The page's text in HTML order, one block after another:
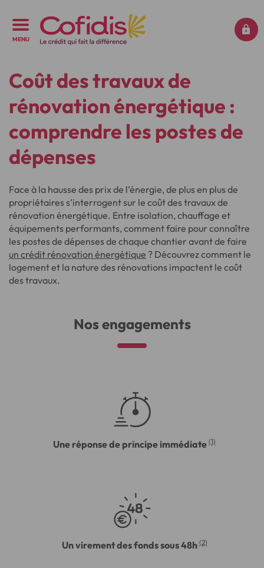
MENU
Coût des travaux de
rénovation énergétique :
comprendre les postes de
dépenses
Face à la hausse des prix de l’énergie, de plus en plus de
propriétaires s’interrogent sur le coût des travaux de
rénovation énergétique. Entre isolation, chauffage et
équipements performants, comment faire pour connaître
les postes de dépenses de chaque chantier avant de faire
un crédit rénovation énergétique ? Découvrez comment le
logement et la nature des rénovations impactent le coût
des travaux.
Nos engagements
Une réponse de principe immédiate (1)
Un virement des fonds sous 48h (2)